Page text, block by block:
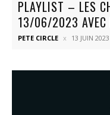
PLAYLIST – LES
13/06/2023 AVEC
PETE CIRCLE 13 JUIN 2023